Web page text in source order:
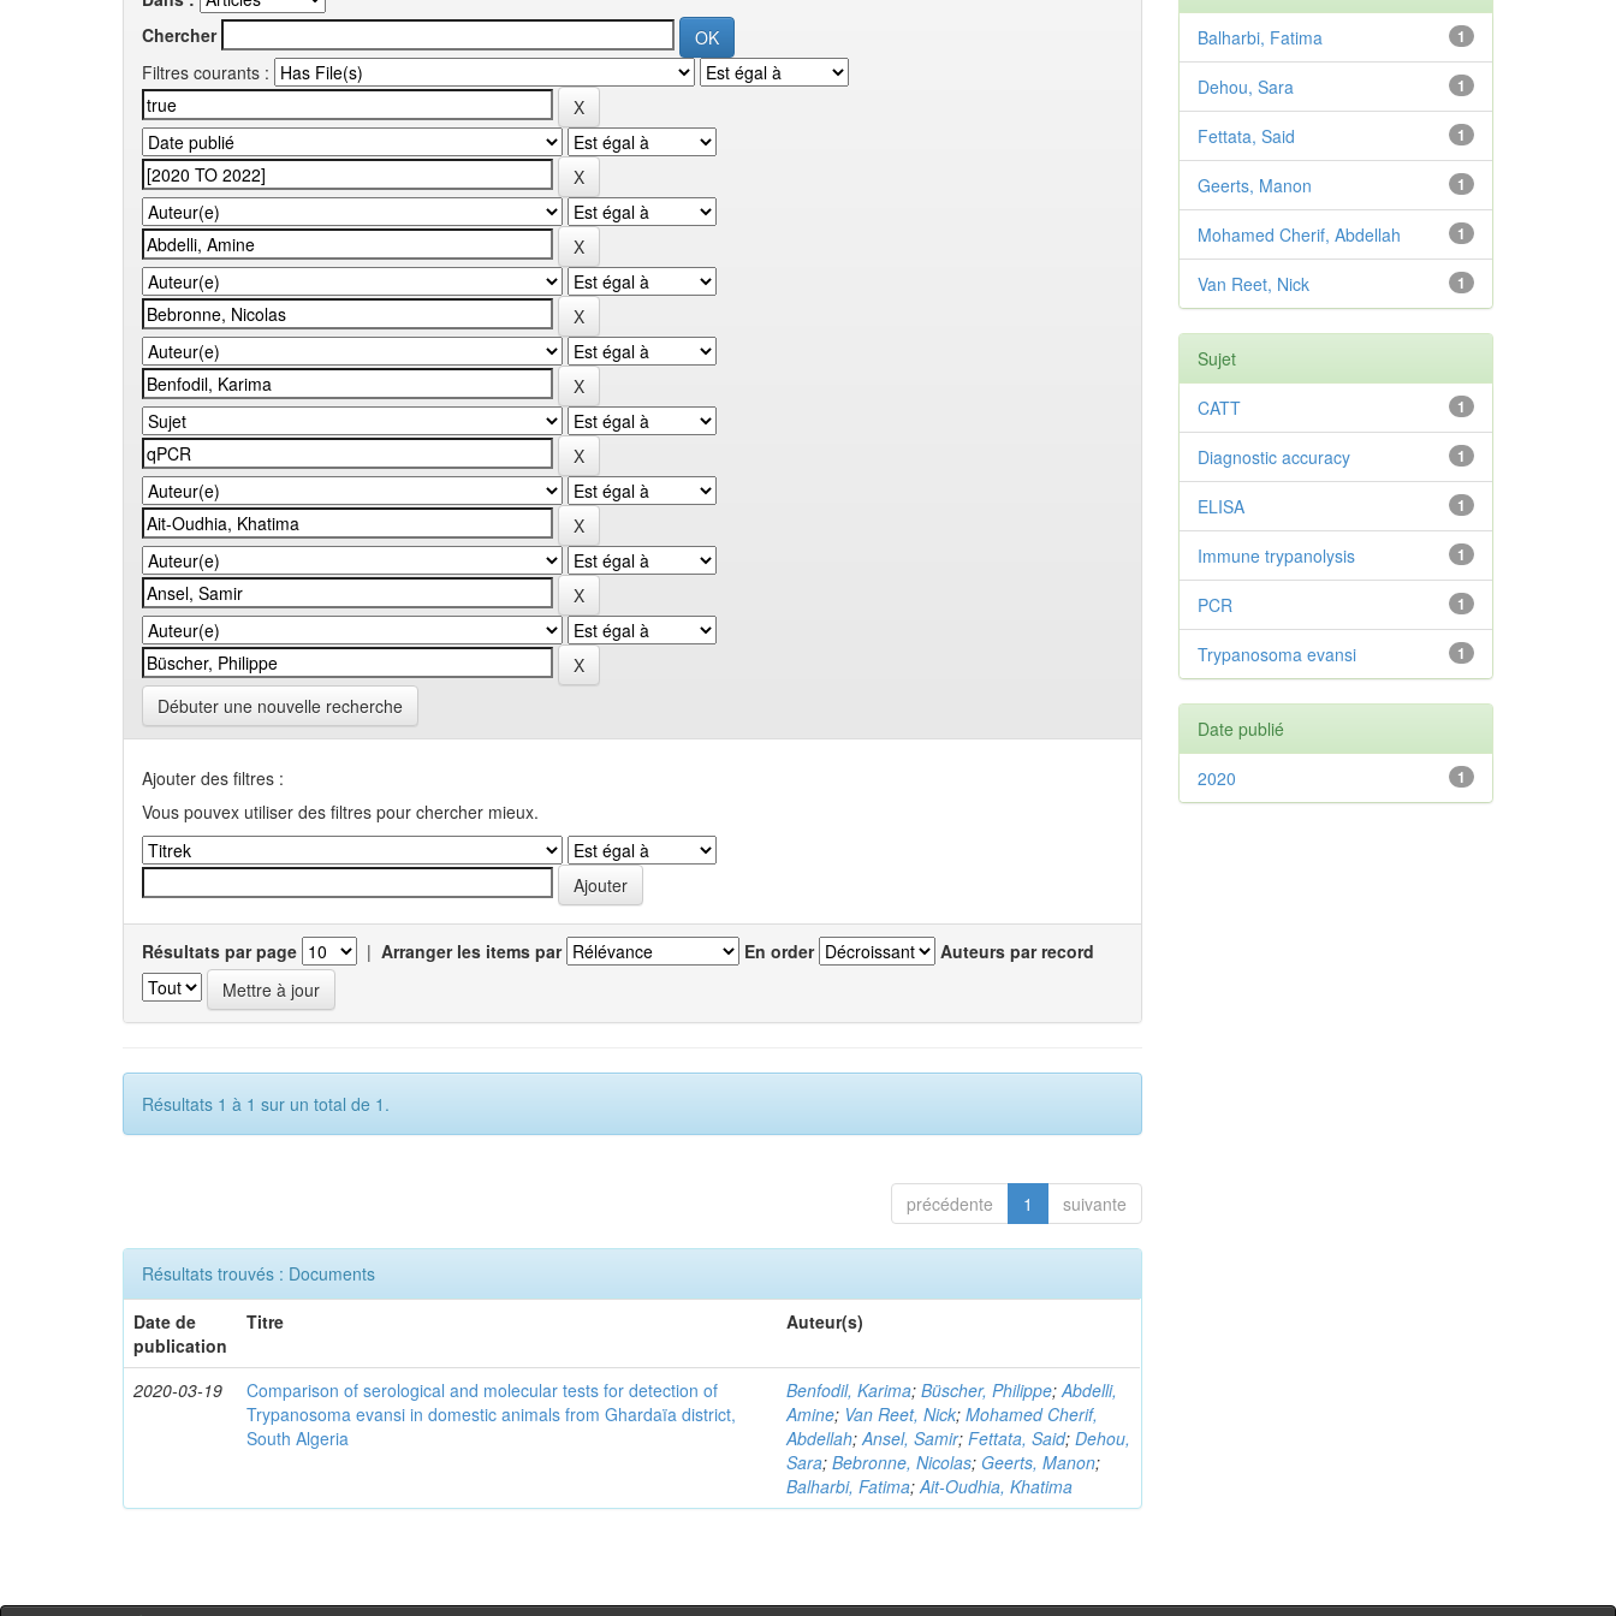
Chercher
Filtres courants :
Débuter une nouvelle recherche
Ajouter des filtres :
Vous pouvex utiliser des filtres pour chercher mieux.
Résultats par page | Arranger les items par En order Auteurs par record
Résultats 1 à 1 sur un total de 1.
précédente 1 suivante
Résultats trouvés : Documents
Date de
publication
Titre Auteur(s)
2020-03-19
Comparison of serological and molecular tests for detection of
Trypanosoma evansi in domestic animals from Ghardaïa district,
South Algeria
Benfodil, Karima;Büscher, Philippe;Abdelli,
Amine; Van Reet, Nick;Mohamed Cherif,
Abdellah;Ansel, Samir;Fettata, Said;Dehou,
Sara;Bebronne, Nicolas; Geerts, Manon;
Balharbi, Fatima;Ait-Oudhia, Khatima
1
Balharbi, Fatima
1
Dehou, Sara
1
Fettata, Said
1
Geerts, Manon
1
Mohamed Cherif, Abdellah
1
Van Reet, Nick
Sujet
1
CATT
1
Diagnostic accuracy
1
ELISA
1
Immune trypanolysis
1
PCR
1
Trypanosoma evansi
Date publié
1
2020